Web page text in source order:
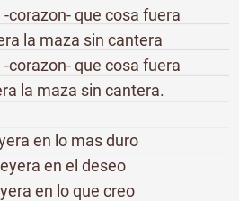
corazon- que cosa fuera
la maza sin cantera
corazon- que cosa fuera
la maza sin cantera.
en lo mas duro
en el deseo
en lo que creo